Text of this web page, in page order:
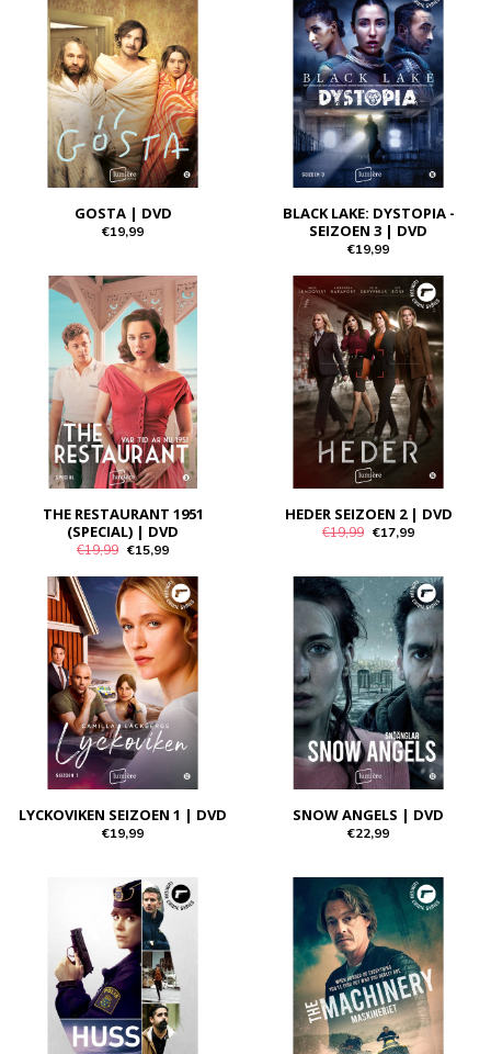
GOSTA | DVD
€19,99
BLACK LAKE: DYSTOPIA -
SEIZOEN 3 | DVD
€19,99
THE RESTAURANT 1951
(SPECIAL) | DVD
€19,99 €15,99
HEDER SEIZOEN 2 | DVD
€19,99 €17,99
LYCKOVIKEN SEIZOEN 1 | DVD
€19,99
SNOW ANGELS | DVD
€22,99